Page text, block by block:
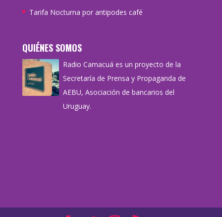
Tarifa Nocturna por antipodes café
QUIÉNES SOMOS
Radio Camacuá es un proyecto de la
Secretaría de Prensa y Propaganda de
AEBU, Asociación de bancarios del
Uruguay.